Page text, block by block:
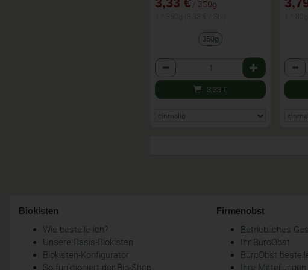
/ 350g
350g
Anzahl
3,33 €
Anzahl
Biokisten
Wie bestelle ich?
Unsere Basis-Biokisten
Biokisten-Konfigurator
So funktioniert der Bio-Shop
Firmenobst
Betriebliches
Ihr BüroObst
BüroObst
Ihre Mitteilungen